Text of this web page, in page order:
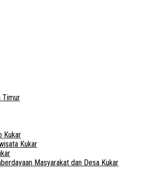
Timur
Kukar
Kukar
Masyarakat dan Desa Kukar